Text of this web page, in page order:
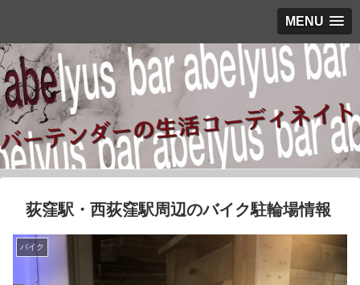
MENU
荻窪駅・西荻窪駅周辺のバイク駐輪場情報
バイク